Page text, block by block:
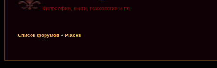
Философия, книги, психология и т.п.
Список форумов » Places